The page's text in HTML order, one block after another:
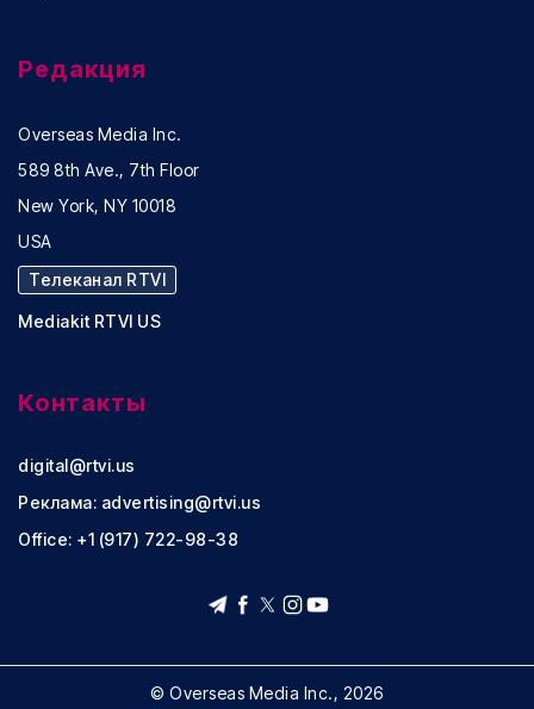
Редакция
Overseas Media Inc.
589 8th Ave., 7th Floor
New York, NY 10018
USA
Телеканал RTVI
Mediakit RTVI US
Контакты
digital@rtvi.us
Реклама: advertising@rtvi.us
Office: +1 (917) 722-98-38
© Overseas Media Inc., 2026